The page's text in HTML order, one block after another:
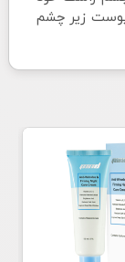
پوست زیر چشم